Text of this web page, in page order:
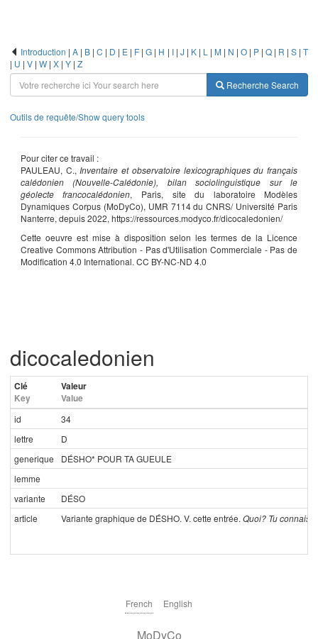
Introduction |A | B |C | D | E | F |G | H | I| J | K| L | M| N | O| P|Q | R |S |T
| U | V| W| X| Y| Z
Recherche Search
Outils de requête/Show query tools
Pour citer ce travail :
PAULEAU, C., Inventaire et observatoire lexicographiques du français
calédonien (Nouvelle-Calédonie), bilan sociolinguistique sur le
géolecte francocalédonien, Paris, site du laboratoire Modèles
Dynamiques Corpus (MoDyCo), UMR 7114 du CNRS/ Université Paris
Nanterre, depuis 2022, https://ressources.modyco.fr/dicocaledonien/
Cette oeuvre est mise à disposition selon les termes de la Licence
Creative Commons Attribution - Pas d'Utilisation Commerciale - Pas de
Modification 4.0 International. CC BY-NC-ND 4.0
dicocaledonien
Clé
Key
Valeur
Value
id
34
lettre
D
generique
DÉSHO* POUR TA GUEULE
lemme
variante
DÉSO
article
Variante graphique de DÉSHO. V. cette entrée. Quoi? Tu connais
French English
MoDyCo